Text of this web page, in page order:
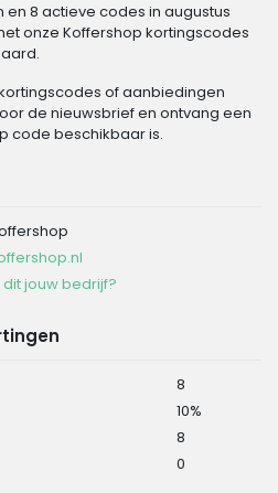
8 actieve codes in augustus
onze Koffershop kortingscodes
of aanbiedingen
de nieuwsbrief en ontvang een
code beschikbaar is.
dit jouw bedrijf?
8
10%
8
0